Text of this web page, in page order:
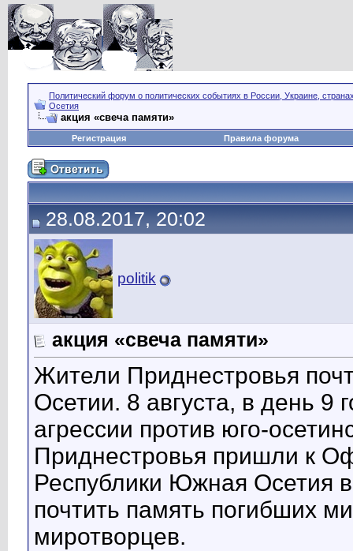
Политический форум о политических событиях в России, Украине,
Осетия
акция «свеча памяти»
Регистрация Правила форума
28.08.2017, 20:02
politik
акция «свеча памяти»
Жители Приднестровья
Осетии. 8 августа, в день 9
агрессии против юго-
Приднестровья пришли к
Республики Южная Осетия
почтить память погибших
миротворцев.